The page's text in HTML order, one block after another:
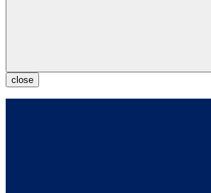
close